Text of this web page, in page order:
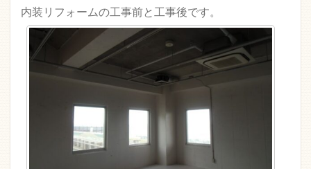
内装リフォームの工事前と工事後です。